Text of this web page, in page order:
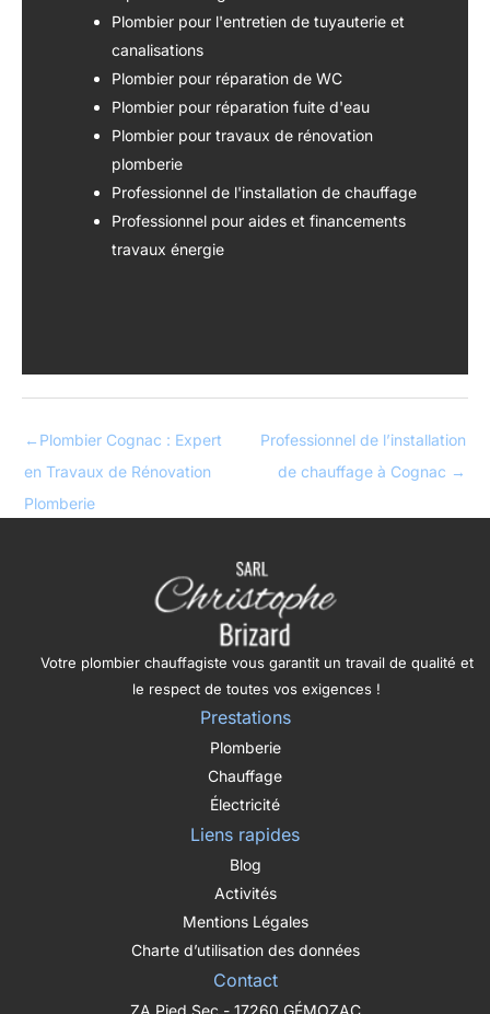
Plombier pour l'entretien de tuyauterie et
canalisations
Plombier pour réparation de WC
Plombier pour réparation fuite d'eau
Plombier pour travaux de rénovation
plomberie
Professionnel de l'installation de chauffage
Professionnel pour aides et financements
travaux énergie
← Plombier Cognac : Expert
en Travaux de Rénovation
Plomberie
Professionnel de l’installation
de chauffage à Cognac →
Votre plombier chauffagiste vous garantit un travail de qualité et
le respect de toutes vos exigences !
Prestations
Plomberie
Chauffage
Électricité
Liens rapides
Blog
Activités
Mentions Légales
Charte d’utilisation des données
Contact
ZA Pied Sec - 17260 GÉMOZAC